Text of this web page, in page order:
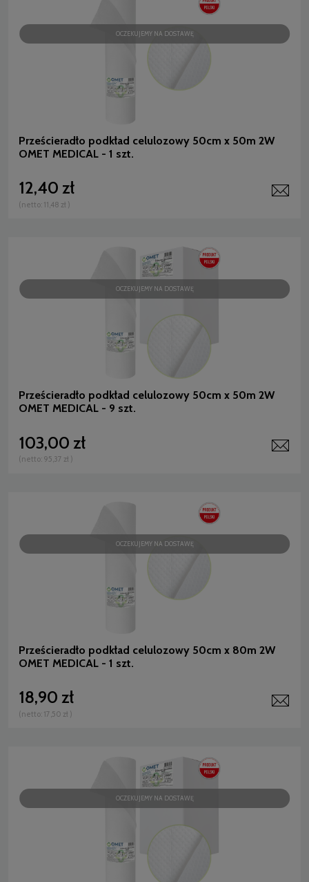
Prześcieradło podkład celulozowy 50cm x 50m 2W
OMET MEDICAL - 1 szt.
12,40 zł
(netto: 11,48 zł )
OCZEKUJEMY NA DOSTAWĘ
Prześcieradło podkład celulozowy 50cm x 50m 2W
OMET MEDICAL - 9 szt.
103,00 zł
(netto: 95,37 zł )
OCZEKUJEMY NA DOSTAWĘ
Prześcieradło podkład celulozowy 50cm x 80m 2W
OMET MEDICAL - 1 szt.
18,90 zł
(netto: 17,50 zł )
OCZEKUJEMY NA DOSTAWĘ
OCZEKUJEMY NA DOSTAWĘ